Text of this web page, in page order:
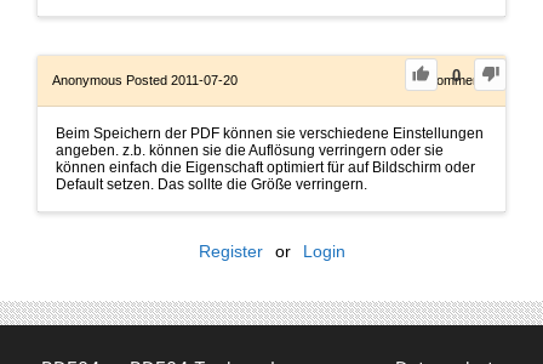
0
Anonymous Posted 2011-07-20 0Comments
Beim Speichern der PDF können sie verschiedene Einstellungen
angeben. z.b. können sie die Auflösung verringern oder sie
können einfach die Eigenschaft optimiert für auf Bildschirm oder
Default setzen. Das sollte die Größe verringern.
Register or Login